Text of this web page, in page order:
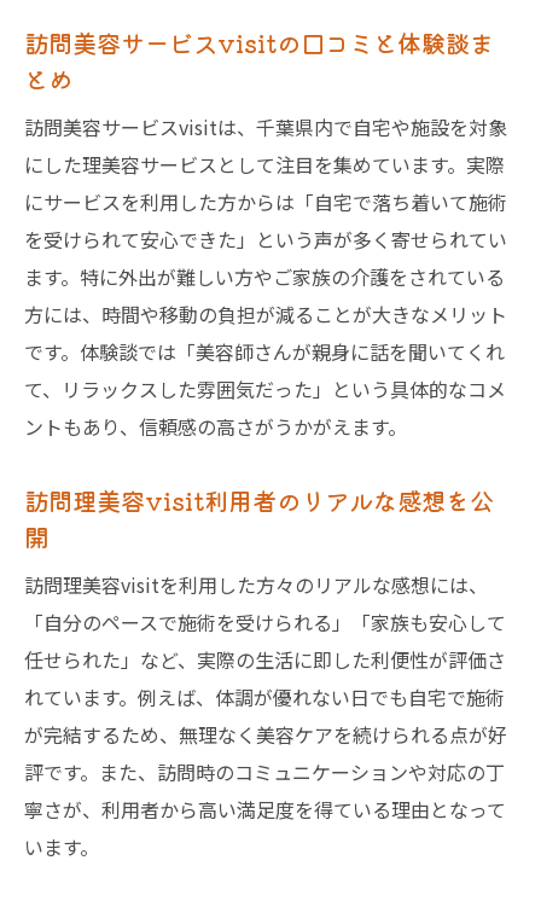
訪問美容サービスvisitの口コミと体験談ま
とめ
訪問美容サービスvisitは、千葉県内で自宅や施設を対象
にした理美容サービスとして注目を集めています。実際
にサービスを利用した方からは「自宅で落ち着いて施術
を受けられて安心できた」という声が多く寄せられてい
ます。特に外出が難しい方やご家族の介護をされている
方には、時間や移動の負担が減ることが大きなメリット
です。体験談では「美容師さんが親身に話を聞いてくれ
て、リラックスした雰囲気だった」という具体的なコメ
ントもあり、信頼感の高さがうかがえます。
訪問理美容visit利用者のリアルな感想を公
開
訪問理美容visitを利用した方々のリアルな感想には、
「自分のペースで施術を受けられる」「家族も安心して
任せられた」など、実際の生活に即した利便性が評価さ
れています。例えば、体調が優れない日でも自宅で施術
が完結するため、無理なく美容ケアを続けられる点が好
評です。また、訪問時のコミュニケーションや対応の丁
寧さが、利用者から高い満足度を得ている理由となって
います。